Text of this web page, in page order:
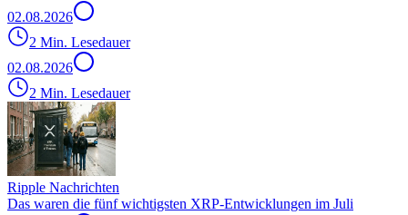
02.08.2026
2 Min. Lesedauer
02.08.2026
2 Min. Lesedauer
Ripple Nachrichten
Das waren die fünf wichtigsten XRP-Entwicklungen im Juli